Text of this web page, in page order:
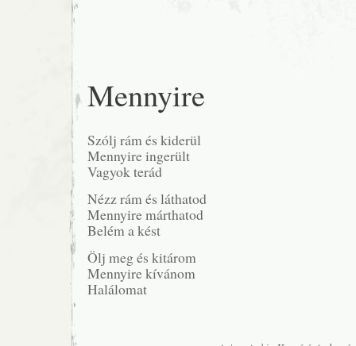
Mennyire
Szólj rám és kiderül
Mennyire ingerült
Vagyok terád
Nézz rám és láthatod
Mennyire márthatod
Belém a kést
Ölj meg és kitárom
Mennyire kívánom
Halálomat